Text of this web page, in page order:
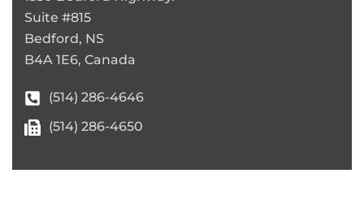
Suite #815
Bedford, NS
B4A 1E6, Canada
(514) 286-4646
(514) 286-4650